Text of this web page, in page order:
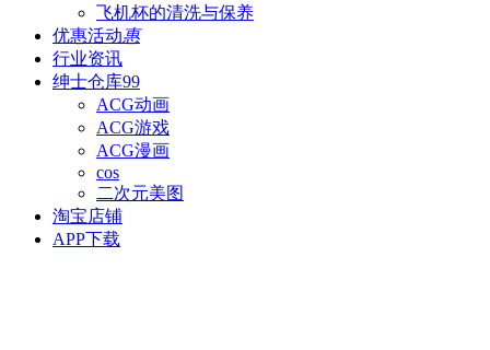
飞机杯的清洗与保养
优惠活动惠
行业资讯
绅士仓库99
ACG动画
ACG游戏
ACG漫画
cos
二次元美图
淘宝店铺
APP下载